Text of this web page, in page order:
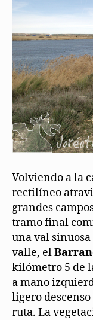
Volviendo a la
rectilíneo
grandes
tramo final
una val
valle, el
kilómetro 5 de
a mano
ligero
ruta. La